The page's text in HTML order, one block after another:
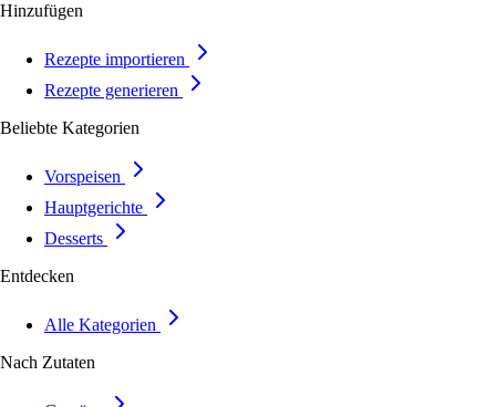
Hinzufügen
Rezepte importieren
Rezepte generieren
Beliebte Kategorien
Vorspeisen
Hauptgerichte
Desserts
Entdecken
Alle Kategorien
Nach Zutaten